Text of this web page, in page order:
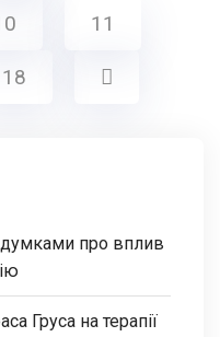
11
18
думками про вплив
Груса на терапії